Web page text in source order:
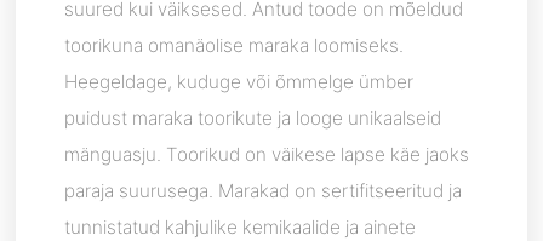
suured kui väiksesed. Antud toode on mõeldud
toorikuna omanäolise maraka loomiseks.
Heegeldage, kuduge või õmmelge ümber
puidust maraka toorikute ja looge unikaalseid
mänguasju. Toorikud on väikese lapse käe jaoks
paraja suurusega. Marakad on sertifitseeritud ja
tunnistatud kahjulike kemikaalide ja ainete